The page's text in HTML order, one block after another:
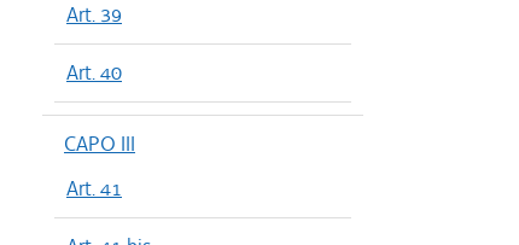
Art. 39
Art. 40
CAPO III
Art. 41